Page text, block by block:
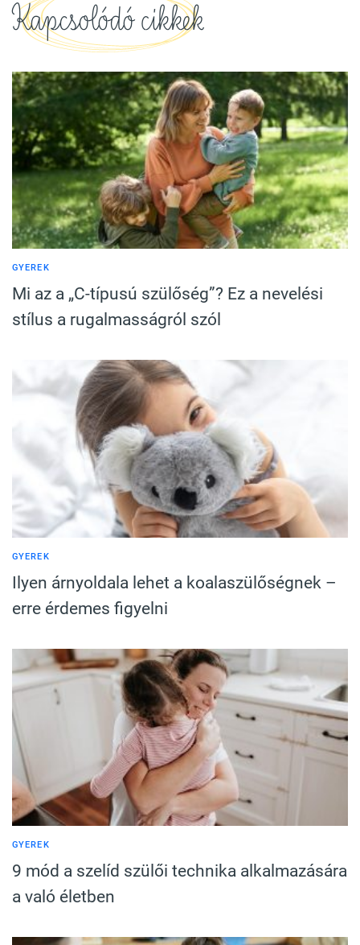
Kapcsolódó cikkek
GYEREK
Mi az a „C-típusú szülőség”? Ez a nevelési
stílus a rugalmasságról szól
GYEREK
Ilyen árnyoldala lehet a koalaszülőségnek –
erre érdemes figyelni
GYEREK
9 mód a szelíd szülői technika alkalmazására
a való életben